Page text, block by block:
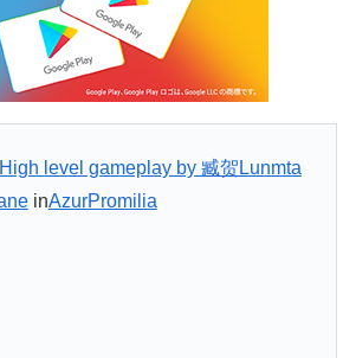
level gameplay by 臧贺Lunmta
inAzurPromilia